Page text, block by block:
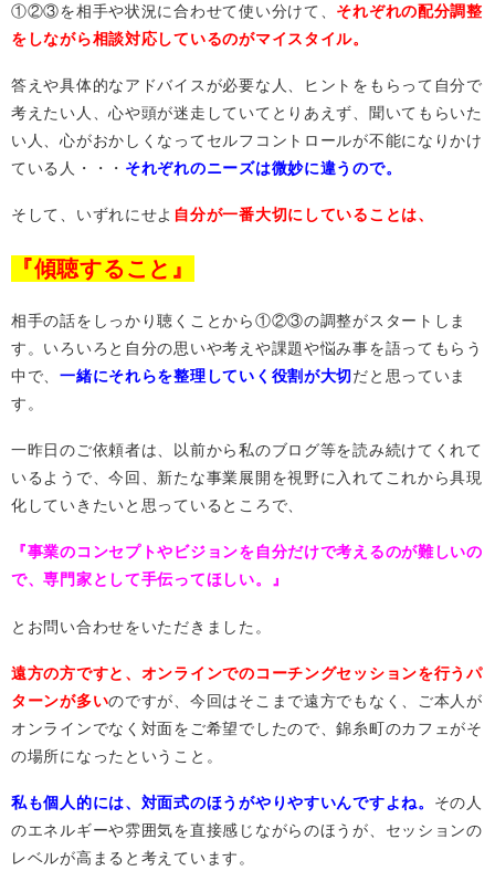
①②③を相手や状況に合わせて使い分けて、 それぞれの配分調整
をしながら相談対応しているのがマイスタイル。
答えや具体的なアドバイスが必要な人、ヒントをもらって自分で
考えたい人、心や頭が迷走していてとりあえず、聞いてもらいた
い人、心がおかしくなってセルフコントロールが不能になりかけ
ている人・・・ それぞれのニーズは微妙に違うので。
そして、いずれにせよ 自分が一番大切にしていることは、
『傾聴すること』
相手の話をしっかり聴くことから①②③の調整がスタートしま
す。いろいろと自分の思いや考えや課題や悩み事を語ってもらう
中で、一緒にそれらを整理していく役割が大切だと思っていま
す。
一昨日のご依頼者は、以前から私のブログ等を読み続けてくれて
いるようで、今回、新たな事業展開を視野に入れてこれから具現
化していきたいと思っているところで、
『事業のコンセプトやビジョンを自分だけで考えるのが難しいの
で、専門家として手伝ってほしい。』
とお問い合わせをいただきました。
遠方の方ですと、オンラインでのコーチングセッションを行うパ
ターンが多いのですが、今回はそこまで遠方でもなく、ご本人が
オンラインでなく対面をご希望でしたので、錦糸町のカフェがそ
の場所になったということ。
私も個人的には、対面式のほうがやりやすいんですよね。 その人
のエネルギーや雰囲気を直接感じながらのほうが、セッションの
レベルが高まると考えています。